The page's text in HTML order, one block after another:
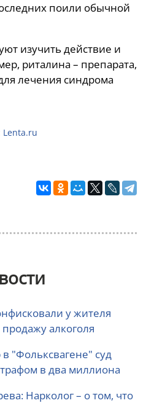
поили обычной
изучить действие и
риталина – препарата,
лечения синдрома
Lenta.ru
у жителя
алкоголя
в "Фольксвагене" суд
в два миллиона
Нарколог – о том, что